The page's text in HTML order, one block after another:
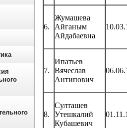
6.
Жумашева
Айганым
Айдабаевна
7.
Ипатьев
Вячеслав
Антипович
8.
Султашев
Утешкалий
Кубашевич